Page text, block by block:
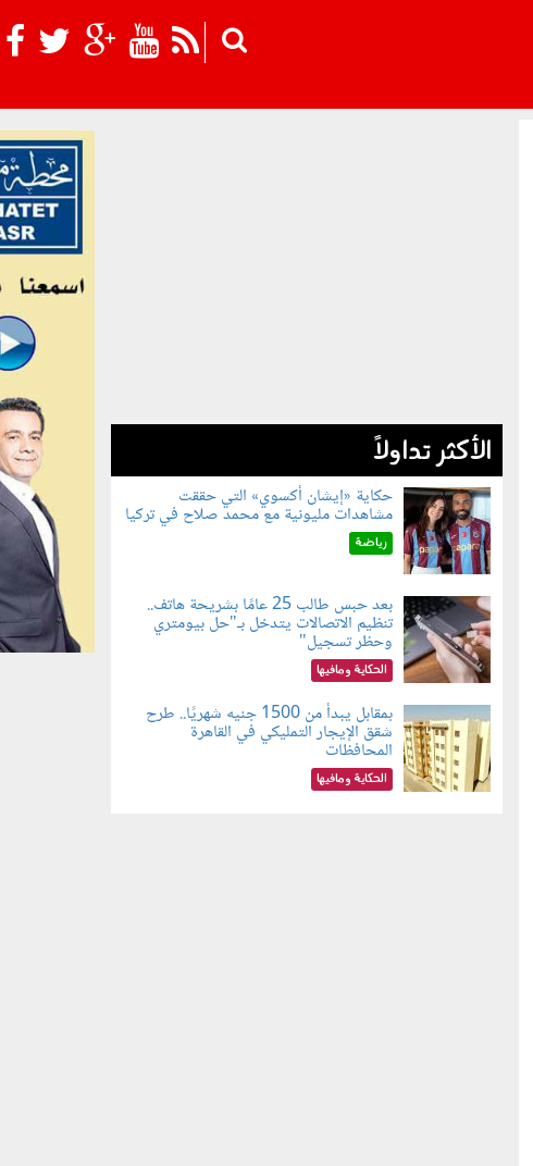
الأكثر تداولاً
080802.jpg
حكاية «إيشان أكسوي» التي حققت
مشاهدات مليونية مع محمد صلاح في تركيا
رياضة
080803.jpg
بعد حبس طالب 25 عامًا بشريحة هاتف..
تنظيم الاتصالات يتدخل بـ"حل بيومتري
وحظر تسجيل"
الحكاية ومافيها
080801.jpg
بمقابل يبدأ من 1500 جنيه شهريًا.. طرح
شقق الإيجار التمليكي في القاهرة
المحافظات
الحكاية ومافيها